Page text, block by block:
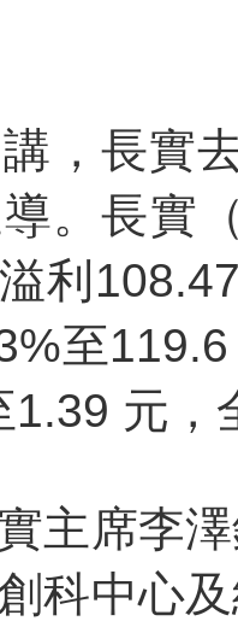
講，長實
。長實
利
至
1.39 元
主席李
科中心